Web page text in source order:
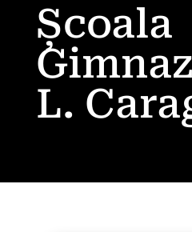
Școala
L.